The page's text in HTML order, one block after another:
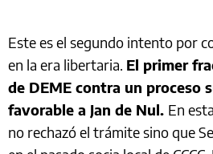
Este es el segundo intento por
en la era libertaria. El primer
de DEME contra un proceso
favorable a Jan de Nul. En
no rechazó el trámite sino que